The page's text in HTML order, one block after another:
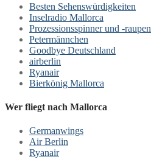
Besten Sehenswürdigkeiten
Inselradio Mallorca
Prozessionsspinner und -raupen
Petermännchen
Goodbye Deutschland
airberlin
Ryanair
Bierkönig Mallorca
Wer fliegt nach Mallorca
Germanwings
Air Berlin
Ryanair